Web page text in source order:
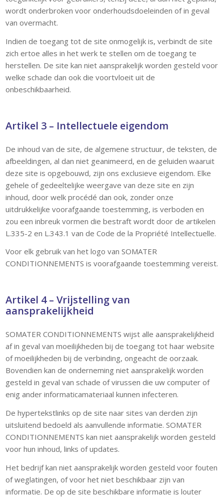
wordt onderbroken voor onderhoudsdoeleinden of in geval
van overmacht.
Indien de toegang tot de site onmogelijk is, verbindt de site
zich ertoe alles in het werk te stellen om de toegang te
herstellen. De site kan niet aansprakelijk worden gesteld voor
welke schade dan ook die voortvloeit uit de
onbeschikbaarheid.
Artikel 3 – Intellectuele eigendom
De inhoud van de site, de algemene structuur, de teksten, de
afbeeldingen, al dan niet geanimeerd, en de geluiden waaruit
deze site is opgebouwd, zijn ons exclusieve eigendom. Elke
gehele of gedeeltelijke weergave van deze site en zijn
inhoud, door welk procédé dan ook, zonder onze
uitdrukkelijke voorafgaande toestemming, is verboden en
zou een inbreuk vormen die bestraft wordt door de artikelen
L.335-2 en L.343.1 van de Code de la Propriété Intellectuelle.
Voor elk gebruik van het logo van SOMATER
CONDITIONNEMENTS is voorafgaande toestemming vereist.
Artikel 4 – Vrijstelling van
aansprakelijkheid
SOMATER CONDITIONNEMENTS wijst alle aansprakelijkheid
af in geval van moeilijkheden bij de toegang tot haar website
of moeilijkheden bij de verbinding, ongeacht de oorzaak.
Bovendien kan de onderneming niet aansprakelijk worden
gesteld in geval van schade of virussen die uw computer of
enig ander informaticamateriaal kunnen infecteren.
De hypertekstlinks op de site naar sites van derden zijn
uitsluitend bedoeld als aanvullende informatie. SOMATER
CONDITIONNEMENTS kan niet aansprakelijk worden gesteld
voor hun inhoud, links of updates.
Het bedrijf kan niet aansprakelijk worden gesteld voor fouten
of weglatingen, of voor het niet beschikbaar zijn van
informatie. De op de site beschikbare informatie is louter